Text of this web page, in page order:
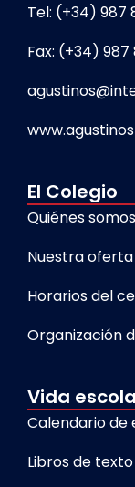
Tel: (+34) 987
Fax: (+34) 987
El Colegio
Quiénes somos
Nuestra
Horarios del
Organización
Vida
Calendario de
Libros de texto